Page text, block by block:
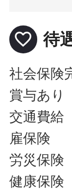
favorite_border 待
社会保険
賞与あり
交通費給
雇保険
労災保険
健康保険